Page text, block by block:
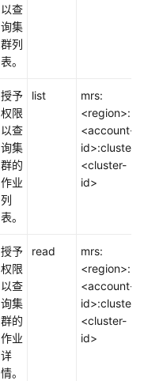
以查
询集
群列
表。
授予
权限
以查
询集
群的
作业
列
表。
list
mrs:
<region>:
<account-
id>:cluster:
<cluster-
id>
授予
权限
以查
询集
群的
作业
详
情。
read
mrs:
<region>:
<account-
id>:cluster:
<cluster-
id>